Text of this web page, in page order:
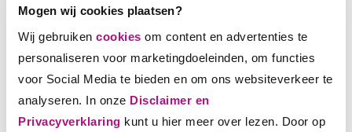
Mogen wij cookies plaatsen?
Wij gebruiken cookies om content en advertenties te
personaliseren voor marketingdoeleinden, om functies
voor Social Media te bieden en om ons websiteverkeer te
analyseren. In onze Disclaimer en
Privacyverklaring kunt u hier meer over lezen. Door op
buurt
We werken samen met meer dan 2000
rijwielhandelaren. Er is er dus altijd
eentje bij jou in de buurt!
Vul je plaatsnaam in